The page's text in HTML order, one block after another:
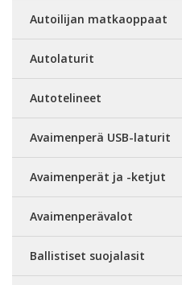
Autoilijan matkaoppaat
Autolaturit
Autotelineet
Avaimenperä USB-laturit
Avaimenperät ja -ketjut
Avaimenperävalot
Ballistiset suojalasit